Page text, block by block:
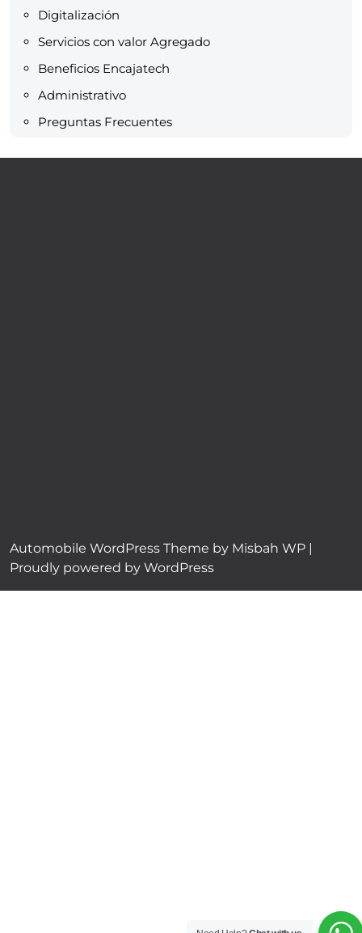
Digitalización
Servicios con valor Agregado
Beneficios Encajatech
Administrativo
Preguntas Frecuentes
Automobile WordPress Theme by Misbah WP |
Proudly powered by WordPress